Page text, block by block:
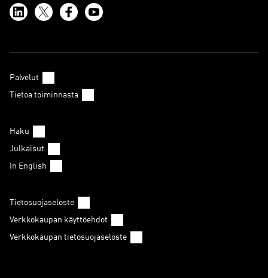
Palvelut
Tietoa toiminnasta
Haku
Julkaisut
In English
Tietosuojaseloste
Verkkokaupan käyttöehdot
Verkkokaupan tietosuojaseloste